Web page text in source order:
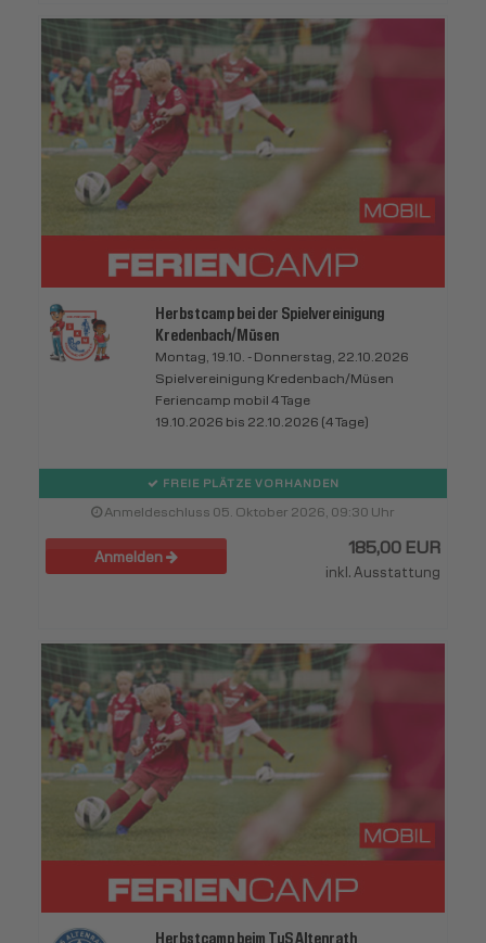
Herbstcamp bei der Spielvereinigung
Kredenbach/Müsen
Montag, 19.10. - Donnerstag, 22.10.2026
Spielvereinigung Kredenbach/Müsen
Feriencamp mobil 4 Tage
19.10.2026 bis 22.10.2026 (4 Tage)
FREIE PLÄTZE VORHANDEN
Anmeldeschluss 05. Oktober 2026, 09:30 Uhr
Anmelden 185,00 EUR
inkl. Ausstattung
Herbstcamp beim TuS Altenrath